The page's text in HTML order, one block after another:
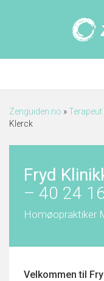
Zenguiden.no »Terapeut
Klerck
Fryd
– 40 24
Homøopraktiker
Velkommen til